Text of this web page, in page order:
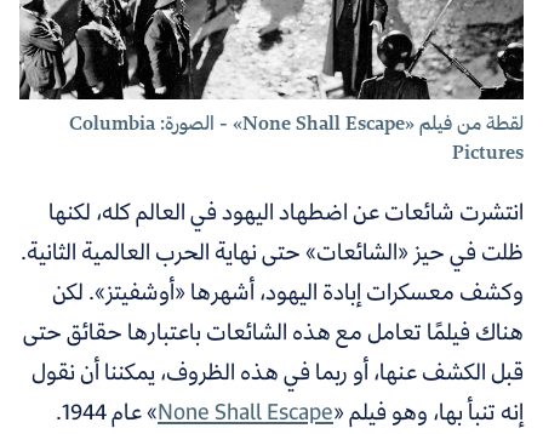
لقطة من فيلم «None Shall Escape» - الصورة: Columbia
Pictures
انتشرت شائعات عن اضطهاد اليهود في العالم كله، لكنها
ظلت في حيز «الشائعات» حتى نهاية الحرب العالمية الثانية.
وكشف معسكرات إبادة اليهود، أشهرها «أوشفيتز». لكن
هناك فيلمًا تعامل مع هذه الشائعات باعتبارها حقائق حتى
قبل الكشف عنها، أو ربما في هذه الظروف، يمكننا أن نقول
إنه تنبأ بها، وهو فيلم «None Shall Escape» عام 1944.